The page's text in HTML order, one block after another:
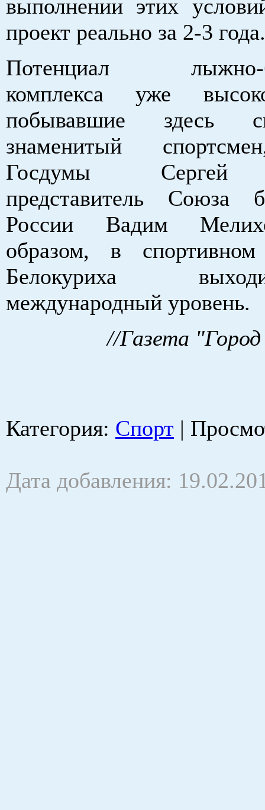
выполнении этих
проект реально за 2-3 года.
Потенциал лыжно-
комплекса уже
побывавшие здесь
знаменитый
Госдумы Сергей
представитель Союза
России Вадим
образом, в
Белокуриха
международный уровень.
//Газета "Город
Категория: Спорт |
Дата добавления: